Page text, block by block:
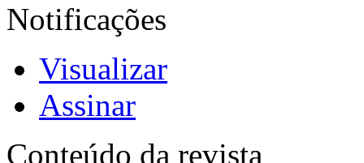
Notificações
Visualizar
Assinar
Conteúdo da revista